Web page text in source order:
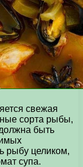
свежая
сорта рыбы,
быть
рыбу целиком,
супа.